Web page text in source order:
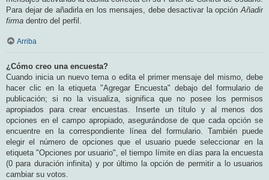
Para dejar de añadirla en los mensajes, debe desactivar la opciónAñadir
firma dentro del perfil.
Arriba
¿Cómo creo una encuesta?
Cuando inicia un nuevo tema o edita el primer mensaje del mismo, debe
hacer clic en la etiqueta "Agregar Encuesta" debajo del formulario de
publicación; si no la visualiza, significa que no posee los permisos
apropiados para crear encuestas. Inserte un título y al menos dos
opciones en el campo apropiado, asegurándose de que cada opción se
encuentre en la correspondiente línea del formulario. También puede
elegir el número de opciones que el usuario puede seleccionar en la
etiqueta "Opciones por usuario", el tiempo límite en días para la encuesta
(0 para duración infinita) y por último la opción de permitir a lo usuarios
cambiar su votos.